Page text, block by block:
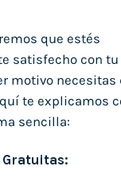
que estés
satisfecho con tu
motivo necesitas
te explicamos
sencilla:
Gratuitas: